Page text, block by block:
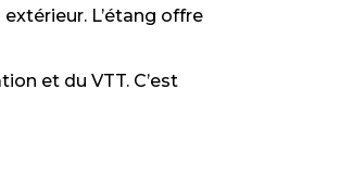
L’étang offre
et du VTT. C’est